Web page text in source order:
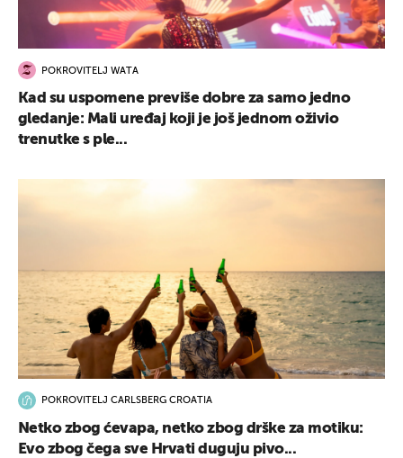
POKROVITELJ WATA
Kad su uspomene previše dobre za samo jedno
gledanje: Mali uređaj koji je još jednom oživio
trenutke s ple...
POKROVITELJ CARLSBERG CROATIA
Netko zbog ćevapa, netko zbog drške za motiku:
Evo zbog čega sve Hrvati duguju pivo...